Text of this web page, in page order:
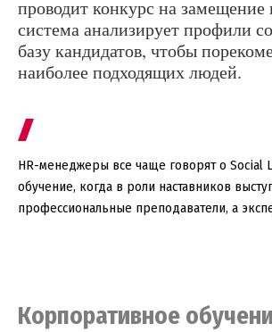
проводит конкурс на замещение
система анализирует профили
базу кандидатов, чтобы
наиболее подходящих людей.
HR-менеджеры все чаще говорят о Social
обучение, когда в роли наставников
профессиональные преподаватели, а
Корпоративное